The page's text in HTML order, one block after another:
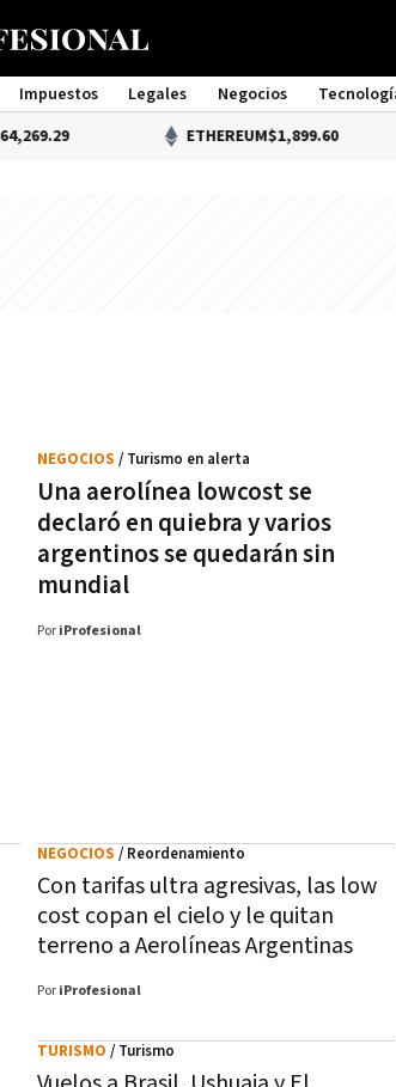
Impuestos Legales Negocios
ETHEREUM$1,899.60
Una aerolínea lowcost se
declaró en quiebra y varios
argentinos se quedarán sin
mundial
NEGOCIOS / Turismo en alerta
Por iProfesional
Con tarifas ultra agresivas, las low
cost copan el cielo y le quitan
terreno a Aerolíneas Argentinas
NEGOCIOS / Reordenamiento
Por iProfesional
TURISMO / Turismo